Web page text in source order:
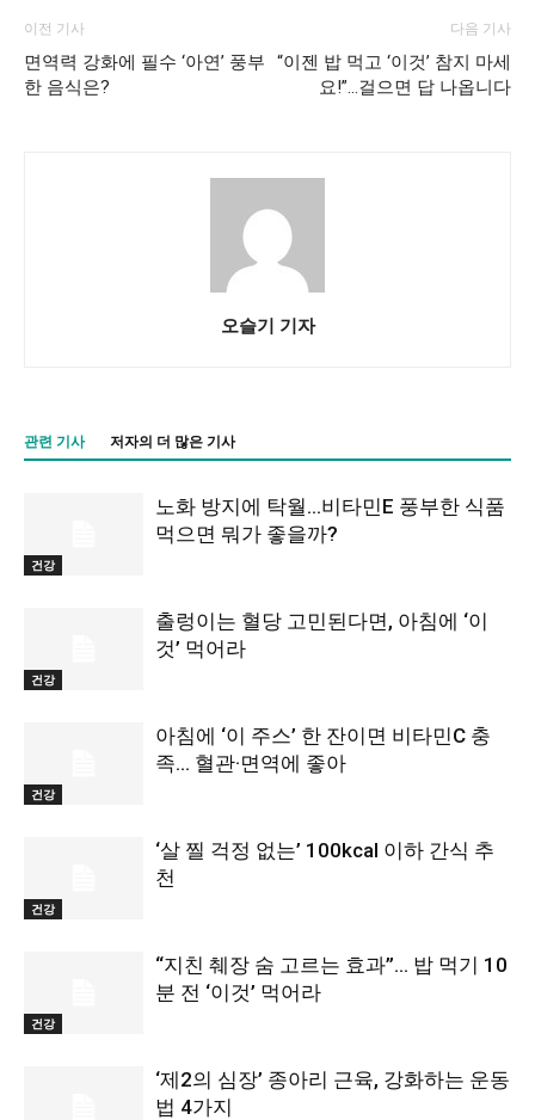
이전 기사
면역력 강화에 필수 ‘아연’ 풍부
한 음식은?
다음 기사
“이젠 밥 먹고 ‘이것’ 참지 마세
요!”…걸으면 답 나옵니다
오슬기 기자
관련 기사 저자의 더 많은 기사
건강
노화 방지에 탁월…비타민E 풍부한 식품
먹으면 뭐가 좋을까?
건강
출렁이는 혈당 고민된다면, 아침에 ‘이
것’ 먹어라
건강
아침에 ‘이 주스’ 한 잔이면 비타민C 충
족… 혈관·면역에 좋아
건강
‘살 찔 걱정 없는’ 100kcal 이하 간식 추
천
건강
“지친 췌장 숨 고르는 효과”… 밥 먹기 10
분 전 ‘이것’ 먹어라
‘제2의 심장’ 종아리 근육, 강화하는 운동
법 4가지